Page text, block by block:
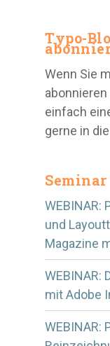
Typo-
Wenn Sie
einfach
gerne in
WEBINAR:
und
Magazine
WEBINAR:
mit Adobe
WEBINAR: